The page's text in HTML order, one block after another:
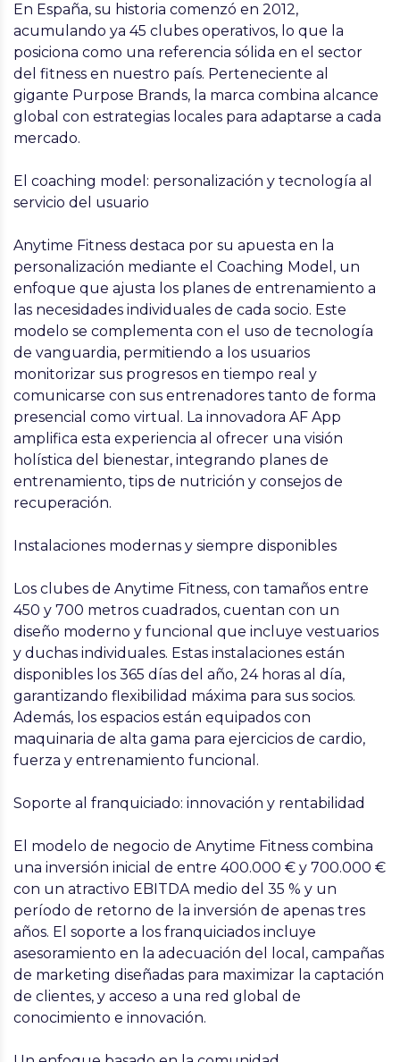
En España, su historia comenzó en 2012,
acumulando ya 45 clubes operativos, lo que la
posiciona como una referencia sólida en el sector
del fitness en nuestro país. Perteneciente al
gigante Purpose Brands, la marca combina alcance
global con estrategias locales para adaptarse a cada
mercado.
El coaching model: personalización y tecnología al
servicio del usuario
Anytime Fitness destaca por su apuesta en la
personalización mediante el Coaching Model, un
enfoque que ajusta los planes de entrenamiento a
las necesidades individuales de cada socio. Este
modelo se complementa con el uso de tecnología
de vanguardia, permitiendo a los usuarios
monitorizar sus progresos en tiempo real y
comunicarse con sus entrenadores tanto de forma
presencial como virtual. La innovadora AF App
amplifica esta experiencia al ofrecer una visión
holística del bienestar, integrando planes de
entrenamiento, tips de nutrición y consejos de
recuperación.
Instalaciones modernas y siempre disponibles
Los clubes de Anytime Fitness, con tamaños entre
450 y 700 metros cuadrados, cuentan con un
diseño moderno y funcional que incluye vestuarios
y duchas individuales. Estas instalaciones están
disponibles los 365 días del año, 24 horas al día,
garantizando flexibilidad máxima para sus socios.
Además, los espacios están equipados con
maquinaria de alta gama para ejercicios de cardio,
fuerza y entrenamiento funcional.
Soporte al franquiciado: innovación y rentabilidad
El modelo de negocio de Anytime Fitness combina
una inversión inicial de entre 400.000 € y 700.000 €
con un atractivo EBITDA medio del 35 % y un
período de retorno de la inversión de apenas tres
años. El soporte a los franquiciados incluye
asesoramiento en la adecuación del local, campañas
de marketing diseñadas para maximizar la captación
de clientes, y acceso a una red global de
conocimiento e innovación.